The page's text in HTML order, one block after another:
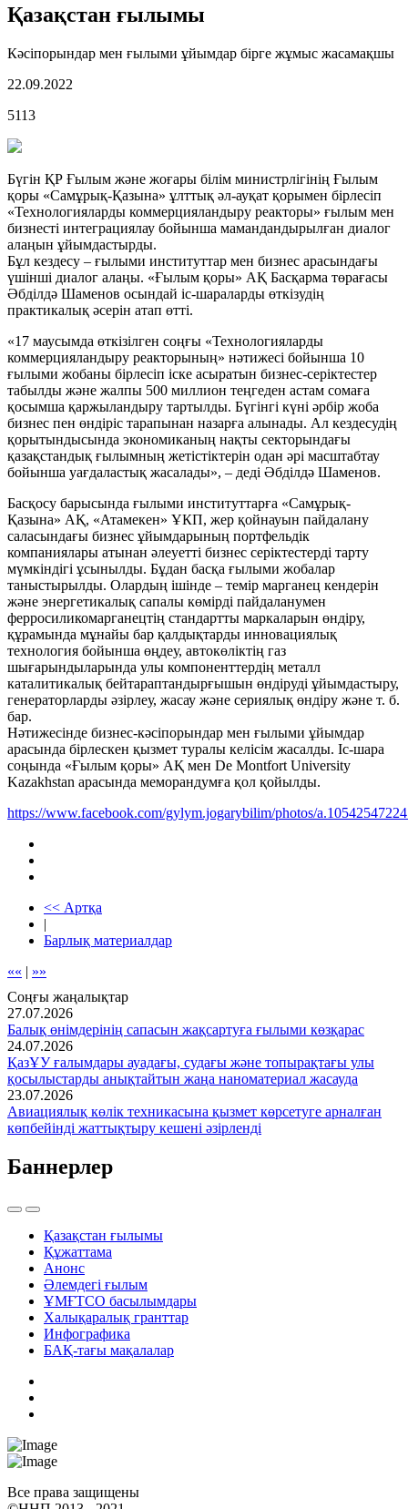
Қазақстан ғылымы
Кәсіпорындар мен ғылыми ұйымдар бірге жұмыс жасамақшы
22.09.2022
5113
Бүгін ҚР Ғылым және жоғары білім министрлігінің Ғылым
қоры «Самұрық-Қазына» ұлттық әл-ауқат қорымен бірлесіп
«Технологияларды коммерцияландыру реакторы» ғылым мен
бизнесті интеграциялау бойынша мамандандырылған диалог
алаңын ұйымдастырды.
Бұл кездесу – ғылыми институттар мен бизнес арасындағы
үшінші диалог алаңы. «Ғылым қоры» АҚ Басқарма төрағасы
Әбділдә Шаменов осындай іс-шараларды өткізудің
практикалық әсерін атап өтті.
«17 маусымда өткізілген соңғы «Технологияларды
коммерцияландыру реакторының» нәтижесі бойынша 10
ғылыми жобаны бірлесіп іске асыратын бизнес-серіктестер
табылды және жалпы 500 миллион теңгеден астам сомаға
қосымша қаржыландыру тартылды. Бүгінгі күні әрбір жоба
бизнес пен өндіріс тарапынан назарға алынады. Ал кездесудің
қорытындысында экономиканың нақты секторындағы
қазақстандық ғылымның жетістіктерін одан әрі масштабтау
бойынша уағдаластық жасалады», – деді Әбділдә Шаменов.
Басқосу барысында ғылыми институттарға «Самұрық-
Қазына» АҚ, «Атамекен» ҰКП, жер қойнауын пайдалану
саласындағы бизнес ұйымдарының портфельдік
компаниялары атынан әлеуетті бизнес серіктестерді тарту
мүмкіндігі ұсынылды. Бұдан басқа ғылыми жобалар
таныстырылды. Олардың ішінде – темір марганец кендерін
және энергетикалық сапалы көмірді пайдаланумен
ферросиликомарганецтің стандартты маркаларын өндіру,
құрамында мұнайы бар қалдықтарды инновациялық
технология бойынша өңдеу, автокөліктің газ
шығарындыларында улы компоненттердің металл
каталитикалық бейтараптандырғышын өндіруді ұйымдастыру,
генераторларды әзірлеу, жасау және сериялық өндіру және т. б.
бар.
Нәтижесінде бизнес-кәсіпорындар мен ғылыми ұйымдар
арасында бірлескен қызмет туралы келісім жасалды. Іс-шара
соңында «Ғылым қоры» АҚ мен De Montfort University
Kazakhstan арасында меморандумға қол қойылды.
https://www.facebook.com/gylym.jogarybilim/photos/
<< Артқа
|
Барлық материалдар
«« | »»
Соңғы жаңалықтар
27.07.2026
Балық өнімдерінің сапасын жақсартуға ғылыми көзқарас
24.07.2026
ҚазҰУ ғалымдары ауадағы, судағы және топырақтағы улы
қосылыстарды анықтайтын жаңа наноматериал жасауда
23.07.2026
Авиациялық көлік техникасына қызмет көрсетуге арналған
көпбейінді жаттықтыру кешені әзірленді
Баннерлер
Қазақстан ғылымы
Құжаттама
Анонс
Әлемдегі ғылым
ҰМҒТСО басылымдары
Халықаралық гранттар
Инфографика
БАҚ-тағы мақалалар
Все права защищены